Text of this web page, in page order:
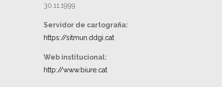
30.11.1999
Servidor de cartografia:
https://sitmun.ddgi.cat
Web institucional:
http://www.biure.cat